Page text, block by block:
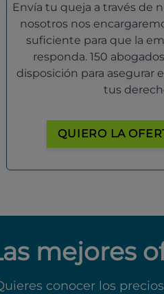
Envía tu queja a través de
nosotros nos
suficiente para que la
responda. 150
disposición para asegurar
tus
QUIERO LA
mejores
conocer los